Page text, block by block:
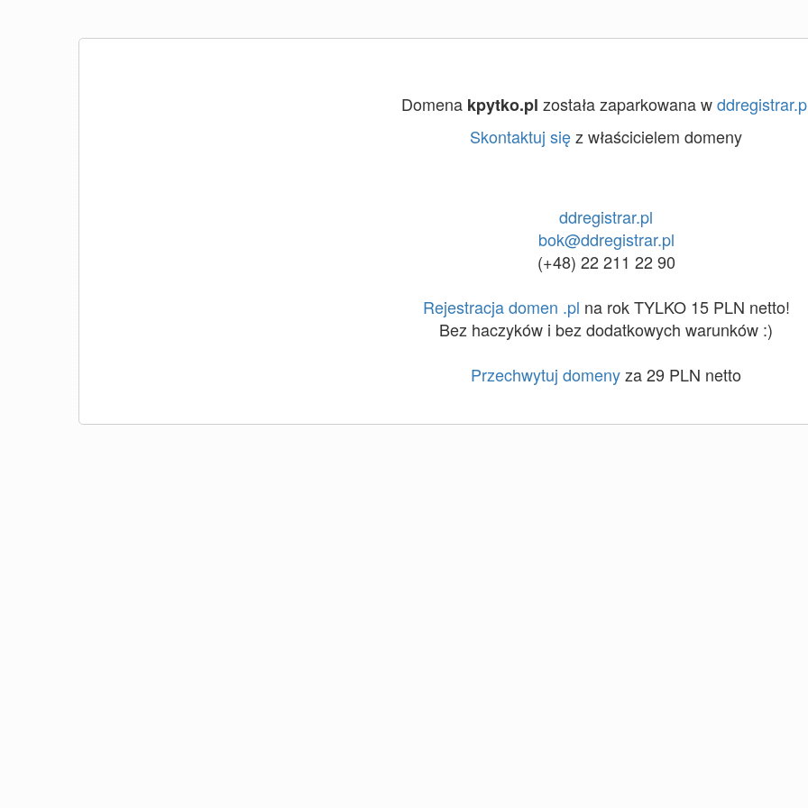
Domena kpytko.pl została zaparkowana w
Skontaktuj sięz właścicielem domeny
ddregistrar.pl
bok@ddregistrar.pl
(+48) 22 211 22 90
Rejestracja domen .pl na rok TYLKO 15 PLN netto!
Bez haczyków i bez dodatkowych warunków :)
Przechwytuj domenyza 29 PLN netto